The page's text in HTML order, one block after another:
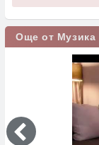
Още от Музика